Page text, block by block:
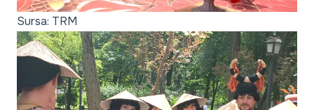
Sursa: TRM